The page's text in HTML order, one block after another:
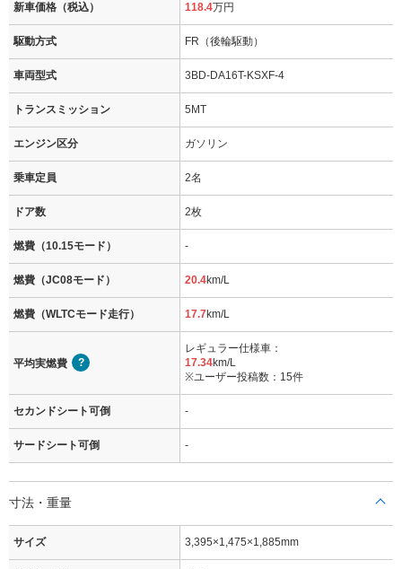
新車価格（税込） 118.4万円
駆動方式 FR（後輪駆動）
車両型式 3BD-DA16T-KSXF-4
トランスミッション 5MT
エンジン区分 ガソリン
乗車定員 2名
ドア数 2枚
燃費（10.15モード） -
燃費（JC08モード） 20.4km/L
燃費（WLTCモード走行） 17.7km/L
平均実燃費
レギュラー仕様車：
17.34km/L
※ユーザー投稿数：15件
セカンドシート可倒 -
サードシート可倒 -
寸法・重量
サイズ 3,395×1,475×1,885mm